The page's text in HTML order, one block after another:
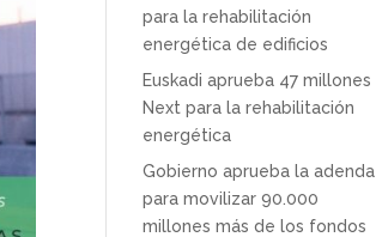
para la rehabilitación
energética de edificios
Euskadi aprueba 47 millones
Next para la rehabilitación
energética
Gobierno aprueba la adenda
para movilizar 90.000
millones más de los fondos